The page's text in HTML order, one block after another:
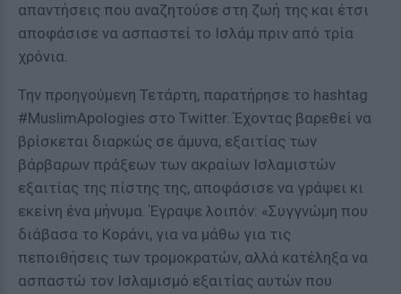
απαντήσεις που αναζητούσε στη ζωή της και έτσι
αποφάσισε να ασπαστεί το Ισλάμ πριν από τρία
χρόνια.
Την προηγούμενη Τετάρτη, παρατήρησε το hashtag
#MuslimApologies στο Twitter. Έχοντας βαρεθεί να
βρίσκεται διαρκώς σε άμυνα, εξαιτίας των
βάρβαρων πράξεων των ακραίων Ισλαμιστών
εξαιτίας της πίστης της, αποφάσισε να γράψει κι
εκείνη ένα μήνυμα. Έγραψε λοιπόν: «Συγγνώμη που
διάβασα το Κοράνι, για να μάθω για τις
πεποιθήσεις των τρομοκρατών, αλλά κατέληξα να
ασπαστώ τον Ισλαμισμό εξαιτίας αυτών που